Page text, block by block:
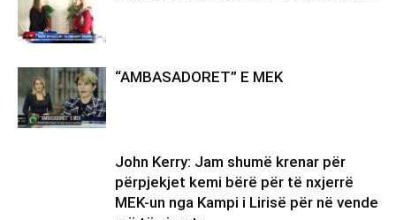
“AMBASADORET” E MEK
John Kerry: Jam shumë krenar për
përpjekjet kemi bërë për të nxjerrë
MEK-un nga Kampi i Lirisë për në vende